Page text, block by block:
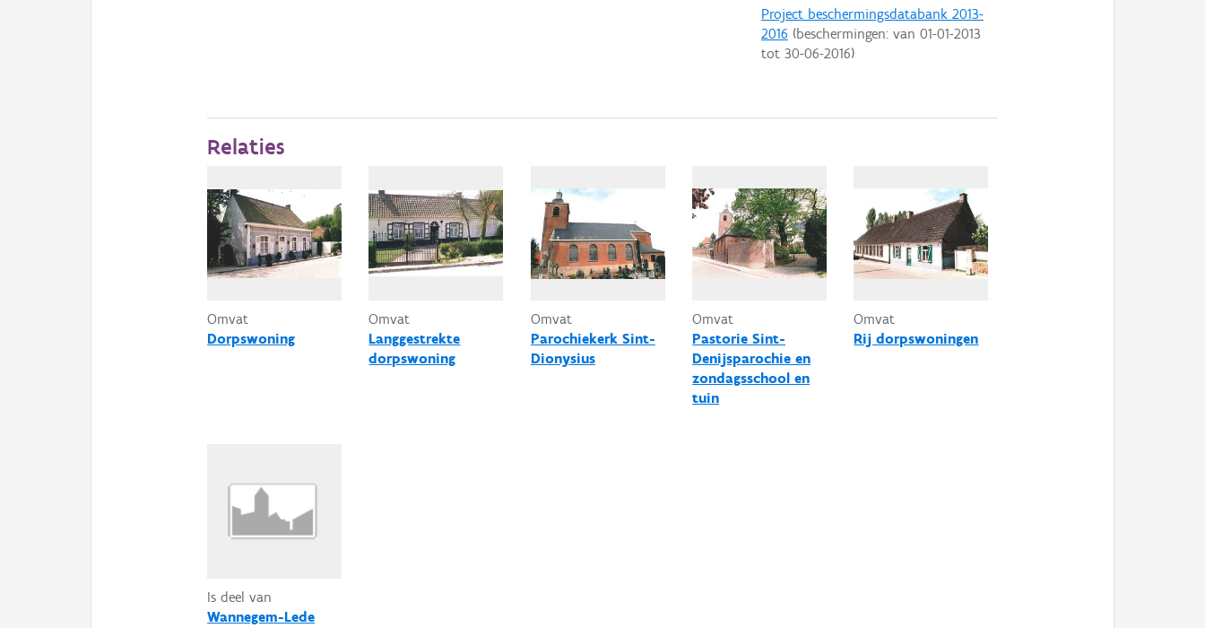
Project beschermingsdatabank 2013-
2016 (beschermingen: van 01-01-2013
tot 30-06-2016)
Relaties
Omvat
Dorpswoning
Omvat
Langgestrekte
dorpswoning
Omvat
Parochiekerk Sint-
Dionysius
Omvat
Pastorie Sint-
Denijsparochie en
zondagsschool en
tuin
Omvat
Rij dorpswoningen
Is deel van
Wannegem-Lede